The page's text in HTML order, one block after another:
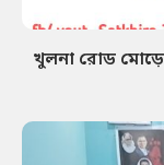
খুলনা রোড মোড়ে